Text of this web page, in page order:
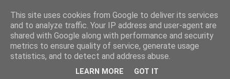
TNMS Bad Leonfelden
This site uses cookies from Google to deliver its services
and to analyze traffic. Your IP address and user-agent are
shared with Google along with performance and security
metrics to ensure quality of service, generate usage
statistics, and to detect and address abuse.
LEARN MORE GOT IT